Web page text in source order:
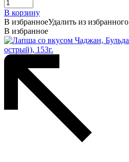
В корзину
В избранноеУдалить из избранного
В избранное